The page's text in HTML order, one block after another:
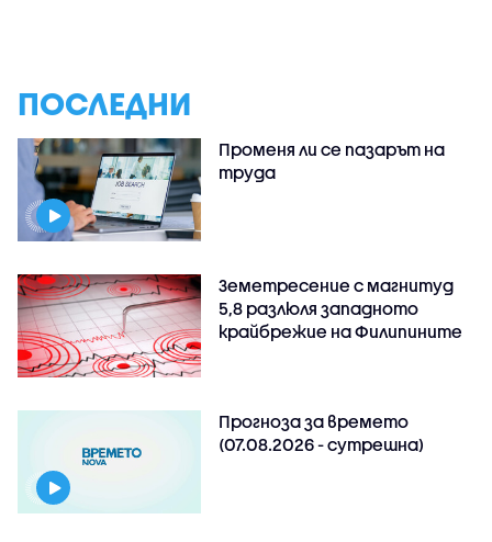
ПОСЛЕДНИ
Променя ли се пазарът на
труда
Земетресение с магнитуд
5,8 разлюля западното
крайбрежие на Филипините
Прогноза за времето
(07.08.2026 - сутрешна)